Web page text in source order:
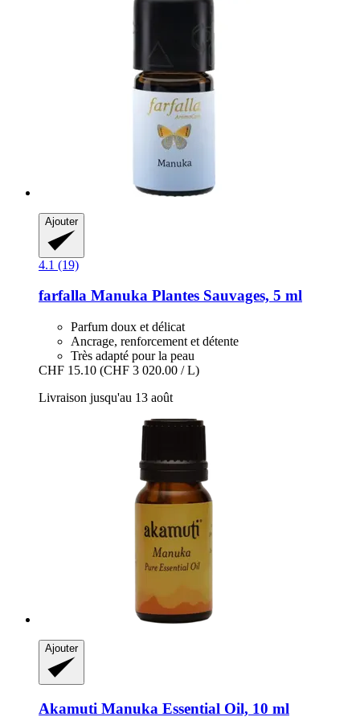
Ajouter
4.1 (19)
farfalla Manuka Plantes Sauvages, 5 ml
Parfum doux et délicat
Ancrage, renforcement et détente
Très adapté pour la peau
CHF 15.10 (CHF 3 020.00 / L)
Livraison jusqu'au 13 août
Ajouter
Akamuti Manuka Essential Oil, 10 ml